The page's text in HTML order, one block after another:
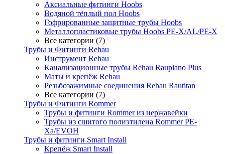
Аксиальные фитинги Hoobs
Водяной тёплый пол Hoobs
Гофрированные защитные трубы Hoobs
Металлопластиковые трубы Hoobs PE-X/AL/PE-X
Все категории (7)
Трубы и Фитинги Rehau
Инструмент Rehau
Канализационные трубы Rehau Raupiano Plus
Маты и крепёж Rehau
Резьбозажимные соединения Rehau Rautitan
Все категории (7)
Трубы и Фитинги Rommer
Трубы и фитинги Rommer из нержавейки
Трубы из сшитого полиэтилена Rommer PE-
Xa/EVOH
Трубы и фитинги Smart Install
Крепёж Smart Install